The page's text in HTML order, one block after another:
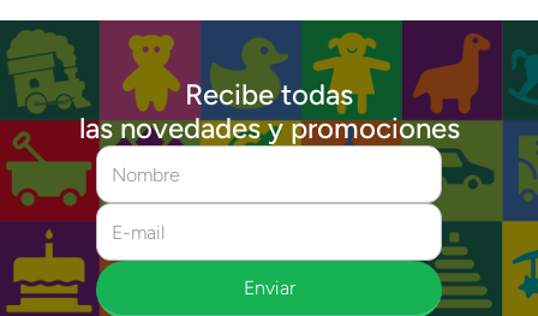
Recibe todas
las novedades y promociones
Enviar